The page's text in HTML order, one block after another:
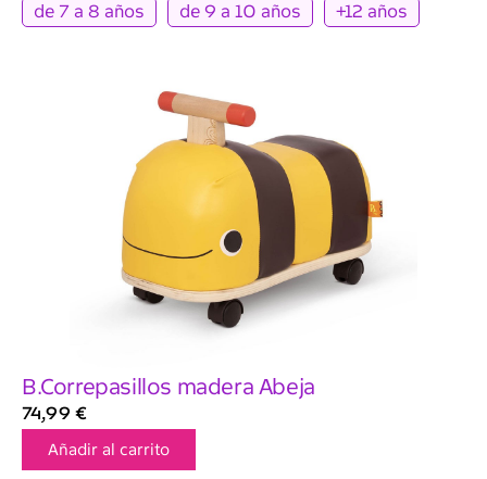
de 7 a 8 años
de 9 a 10 años +12 años
B.Correpasillos madera Abeja
74,99 €
Añadir al carrito